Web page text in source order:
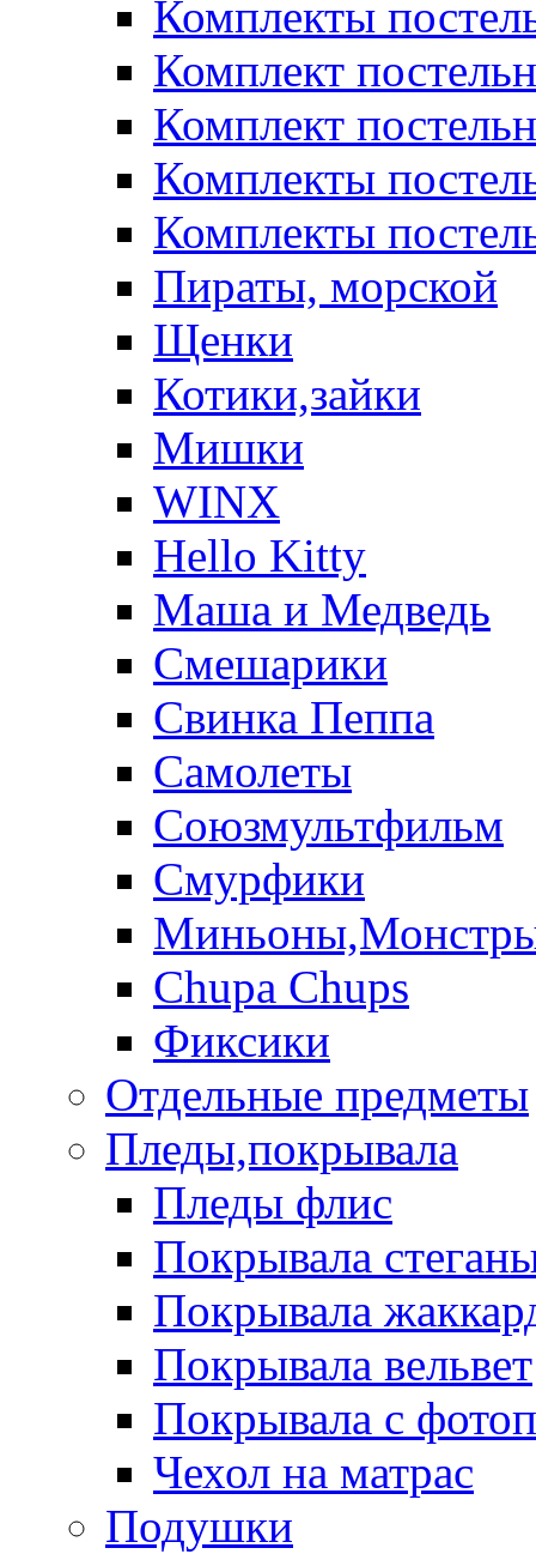
Комплекты
Комплект
Комплект
Комплекты
Комплекты
Пираты, морской
Щенки
Котики,зайки
Мишки
WINX
Hello Kitty
Маша и Медведь
Смешарики
Свинка Пеппа
Самолеты
Союзмультфильм
Смурфики
Chupa Chups
Фиксики
Отдельные предметы
Пледы,покрывала
Пледы флис
Покрывала
Покрывала
Покрывала вельвет
Покрывала с
Чехол на матрас
Подушки